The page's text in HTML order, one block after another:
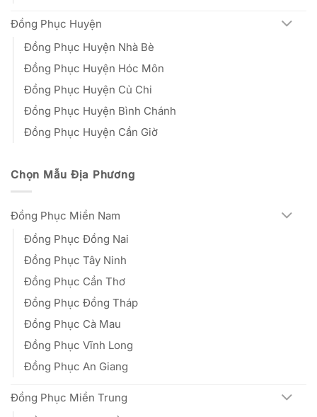
Đồng Phục Huyện
Đồng Phục Huyện Nhà Bè
Đồng Phục Huyện Hóc Môn
Đồng Phục Huyện Củ Chi
Đồng Phục Huyện Bình Chánh
Đồng Phục Huyện Cần Giờ
Chọn Mẫu Địa Phương
Đồng Phục Miền Nam
Đồng Phục Đồng Nai
Đồng Phục Tây Ninh
Đồng Phục Cần Thơ
Đồng Phục Đồng Tháp
Đồng Phục Cà Mau
Đồng Phục Vĩnh Long
Đồng Phục An Giang
Đồng Phục Miền Trung